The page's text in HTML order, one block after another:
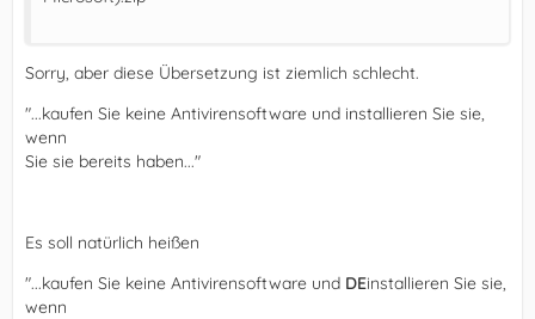
Sorry, aber diese Übersetzung ist ziemlich schlecht.
"...kaufen Sie keine Antivirensoftware und installieren Sie sie,
wenn
Sie sie bereits haben..."
Es soll natürlich heißen
"...kaufen Sie keine Antivirensoftware und DEinstallieren Sie sie,
wenn